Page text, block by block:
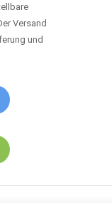
Versand
und